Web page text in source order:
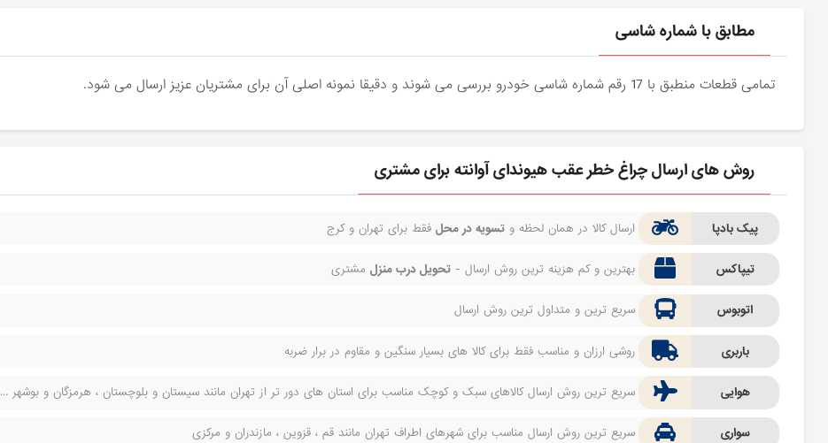
مطابق با شماره شاسی
تمامی قطعات منطبق با 17 رقم شماره شاسی خودرو بررسی می شوند و دقیقا نمونه اصلی آن برای مشتریان عزیز ارسال می شود.
روش های ارسال چراغ خطر عقب هیوندای آوانته برای مشتری
پیک بادپا ارسال کالا در همان لحظه وتسویه در محل فقط برای تهران و کرج
تیپاکس بهترین و کم هزینه ترین روش ارسال -تحویل درب منزل مشتری
اتوبوس سریع ترین و متداول ترین روش ارسال
باربری روشی ارزان و مناسب فقط برای کالا های بسیار سنگین و مقاوم در برار ضربه
هوایی سریع ترین روش ارسال کالاهای سبک و کوچک مناسب برای استان های دور تر از تهران مانند سیستان و بلوچستان ، هرمزگان و بوشهر ...
سواری سریع ترین روش ارسال مناسب برای شهرهای اطراف تهران مانند قم ، قزوین ، مازندران و مرکزی